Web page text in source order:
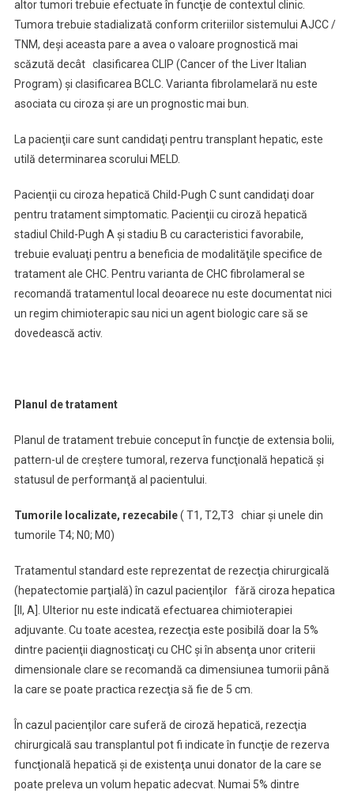
altor tumori trebuie efectuate în funcţie de contextul clinic.
Tumora trebuie stadializată conform criteriilor sistemului AJCC /
TNM, deşi aceasta pare a avea o valoare prognostică mai
scăzută decât clasificarea CLIP (Cancer of the Liver Italian
Program) şi clasificarea BCLC. Varianta fibrolamelară nu este
asociata cu ciroza şi are un prognostic mai bun.
La pacienţii care sunt candidaţi pentru transplant hepatic, este
utilă determinarea scorului MELD.
Pacienţii cu ciroza hepatică Child-Pugh C sunt candidaţi doar
pentru tratament simptomatic. Pacienţii cu ciroză hepatică
stadiul Child-Pugh A şi stadiu B cu caracteristici favorabile,
trebuie evaluaţi pentru a beneficia de modalităţile specifice de
tratament ale CHC. Pentru varianta de CHC fibrolameral se
recomandă tratamentul local deoarece nu este documentat nici
un regim chimioterapic sau nici un agent biologic care să se
dovedească activ.
Planul de tratament
Planul de tratament trebuie conceput în funcţie de extensia bolii,
pattern-ul de creştere tumoral, rezerva funcţională hepatică şi
statusul de performanţă al pacientului.
Tumorile localizate, rezecabile( T1, T2,T3 chiar şi unele din
tumorile T4; N0; M0)
Tratamentul standard este reprezentat de rezecţia chirurgicală
(hepatectomie parţială) în cazul pacienţilor fără ciroza hepatica
[II, A]. Ulterior nu este indicată efectuarea chimioterapiei
adjuvante. Cu toate acestea, rezecţia este posibilă doar la 5%
dintre pacienţii diagnosticaţi cu CHC şi în absenţa unor criterii
dimensionale clare se recomandă ca dimensiunea tumorii până
la care se poate practica rezecţia să fie de 5 cm.
În cazul pacienţilor care suferă de ciroză hepatică, rezecţia
chirurgicală sau transplantul pot fi indicate în funcţie de rezerva
funcţională hepatică şi de existenţa unui donator de la care se
poate preleva un volum hepatic adecvat. Numai 5% dintre